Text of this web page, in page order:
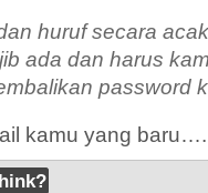
huruf secara
ada dan harus
password
kamu yang baru….